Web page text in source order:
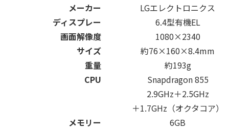
メーカー
LGエレクトロニクス
ディスプレー
6.4型有機EL
画面解像度
1080×2340
サイズ
約76×160×8.4mm
重量
約193g
CPU
Snapdragon 855
2.9GHz＋2.5GHz
＋1.7GHz（オクタコア）
メモリー
6GB